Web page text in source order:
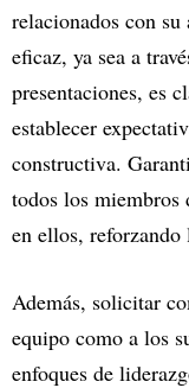
relacionados con
eficaz, ya sea a
presentaciones, es
establecer
constructiva.
todos los miembros
en ellos,
Además, solicitar
equipo como a los
enfoques de